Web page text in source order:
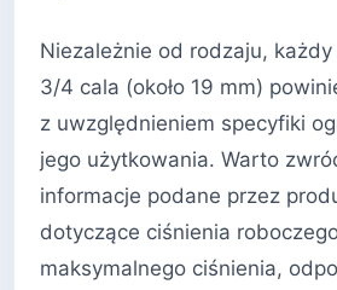
Niezależnie od rodzaju,
3/4 cala (około 19 mm)
z uwzględnieniem specyfiki
jego użytkowania. Warto
informacje podane przez
dotyczące ciśnienia
maksymalnego ciśnienia,